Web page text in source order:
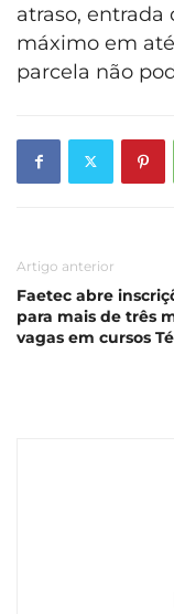
atraso, entrada
máximo em
parcela não
Artigo anterior
Faetec abre
para mais de três
vagas em cursos